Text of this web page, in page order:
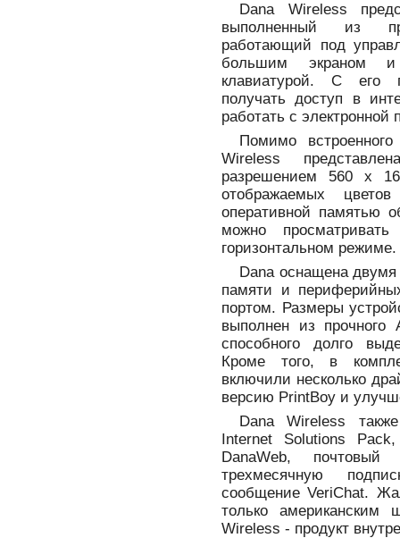
Dana Wireless
выполненный из
работающий под
большим экраном и
клавиатурой. С его
получать доступ в
работать с электронной
Помимо
Wireless
разрешением 560 х
отображаемых
оперативной памятью
можно
горизонтальном режиме.
Dana оснащена
памяти и
портом. Размеры
выполнен из прочного
способного долго
Кроме того, в
включили несколько
версию PrintBoy и
Dana Wireless
Internet Solutions
DanaWeb,
трехмесячную
сообщение VeriChat.
только американским
Wireless - продукт